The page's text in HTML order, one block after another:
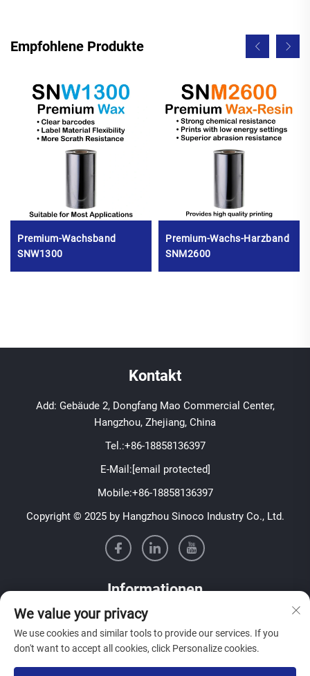
Empfohlene Produkte
Premium-Wachsband
SNW1300
Premium-Wachs-Harzband
SNM2600
Kontakt
Add: Gebäude 2, Dongfang Mao Commercial Center,
Hangzhou, Zhejiang, China
Tel.:+86-18858136397
E-Mail:[email protected]
Mobile:+86-18858136397
Copyright © 2025 by Hangzhou Sinoco Industry Co., Ltd.
Informationen
Melden Sie sich für unseren wöchentlichen Newsletter an
We value your privacy
We use cookies and similar tools to provide our services. If you
don't want to accept all cookies, click Personalize cookies.